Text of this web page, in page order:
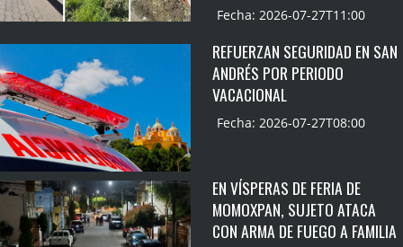
Fecha: 2026-07-27T11:00
REFUERZAN SEGURIDAD EN SAN
ANDRÉS POR PERIODO
VACACIONAL
Fecha: 2026-07-27T08:00
EN VÍSPERAS DE FERIA DE
MOMOXPAN, SUJETO ATACA
CON ARMA DE FUEGO A FAMILIA